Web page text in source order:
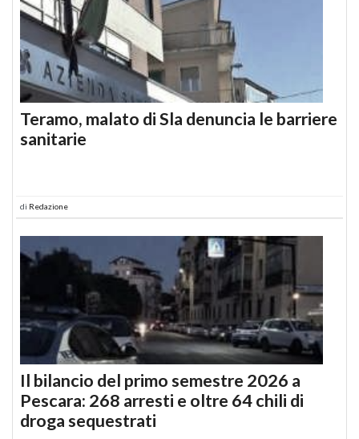
Teramo, malato di Sla denuncia le barriere
sanitarie
di Redazione
Il bilancio del primo semestre 2026 a
Pescara: 268 arresti e oltre 64 chili di
droga sequestrati